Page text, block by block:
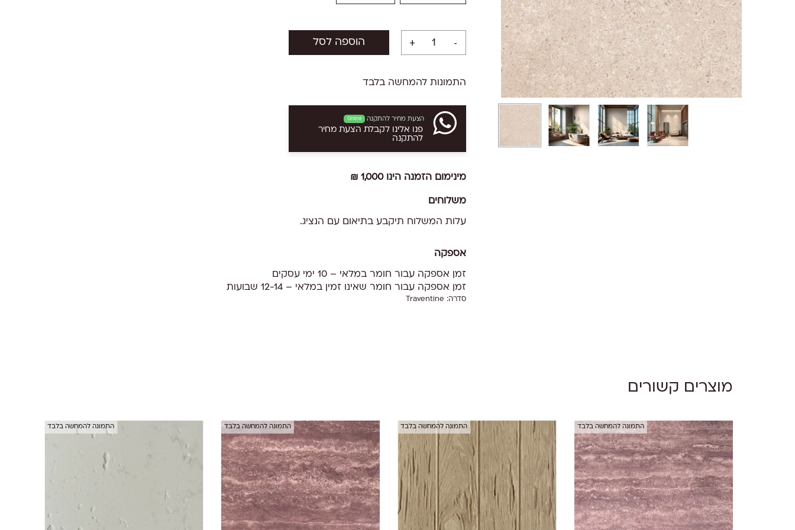
הוספה לסל
התמונות להמחשה בלבד
הצעת מחיר להתקנה Online
פנו אלינו לקבלת הצעת מחיר
להתקנה
מינימום הזמנה הינו 1,000 ₪
משלוחים
עלות המשלוח תיקבע בתיאום עם הנציג.
אספקה
זמן אספקה עבור חומר במלאי – 10 ימי עסקים
זמן אספקה עבור חומר שאינו זמין במלאי – 12-14 שבועות
סדרה: Traventine
מוצרים קשורים
התמונה להמחשה בלבד התמונה להמחשה בלבד התמונה להמחשה בלבד התמונה להמחשה בלבד